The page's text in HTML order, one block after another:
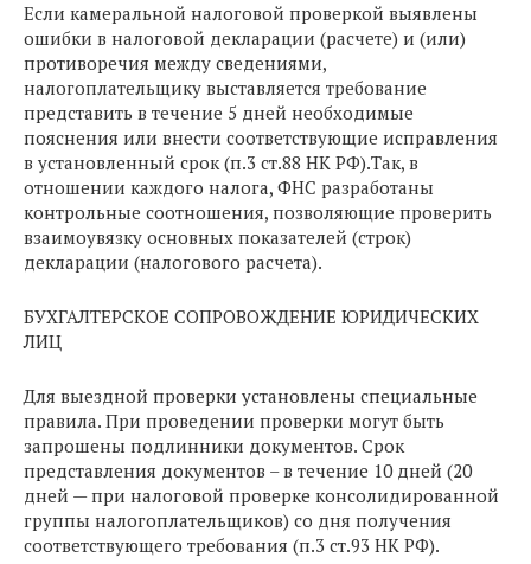
Если камеральной налоговой проверкой выявлены
ошибки в налоговой декларации (расчете) и (или)
противоречия между сведениями,
налогоплательщику выставляется требование
представить в течение 5 дней необходимые
пояснения или внести соответствующие исправления
в установленный срок (п.3 ст.88 НК РФ).Так, в
отношении каждого налога, ФНС разработаны
контрольные соотношения, позволяющие проверить
взаимоувязку основных показателей (строк)
декларации (налогового расчета).
БУХГАЛТЕРСКОЕ СОПРОВОЖДЕНИЕ ЮРИДИЧЕСКИХ
ЛИЦ
Для выездной проверки установлены специальные
правила. При проведении проверки могут быть
запрошены подлинники документов. Срок
представления документов – в течение 10 дней (20
дней — при налоговой проверке консолидированной
группы налогоплательщиков) со дня получения
соответствующего требования (п.3 ст.93 НК РФ).